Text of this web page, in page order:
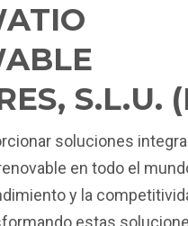
S.L.U.
soluciones
en todo el
y la
estas